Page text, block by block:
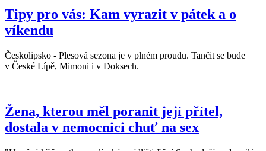
Tipy pro vás: Kam vyrazit v pátek a o
víkendu
Českolipsko - Plesová sezona je v plném proudu. Tančit se bude
v České Lípě, Mimoni i v Doksech.
Žena, kterou měl poranit její přítel,
dostala v nemocnici chuť na sex